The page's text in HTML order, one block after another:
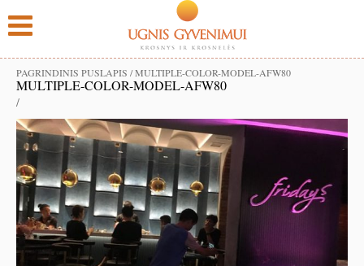
PAGRINDINIS PUSLAPIS /MULTIPLE-COLOR-MODEL-AFW80
MULTIPLE-COLOR-MODEL-AFW80
/